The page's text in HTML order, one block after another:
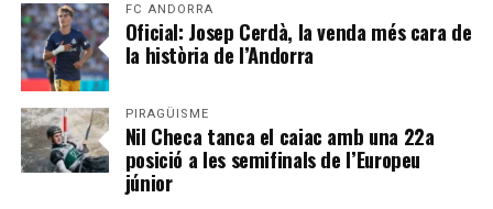
FC ANDORRA
Oficial: Josep Cerdà, la venda més cara de
la història de l’Andorra
PIRAGÜISME
Nil Checa tanca el caiac amb una 22a
posició a les semifinals de l’Europeu
júnior